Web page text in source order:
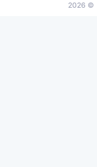
2026 ©